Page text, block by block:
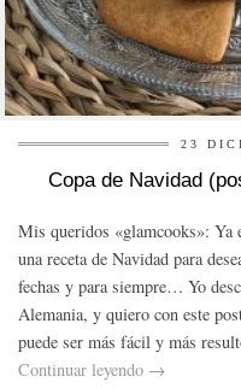
23
Copa de Navidad
Mis queridos «glamcooks»: Ya
una receta de Navidad para
fechas y para siempre… Yo
Alemania, y quiero con este
puede ser más fácil y más
Continuar leyendo →